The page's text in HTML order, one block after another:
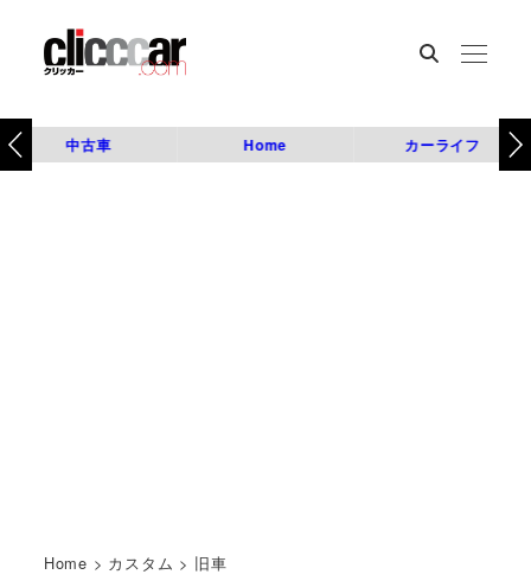
中古車 Home カーライフ
Home > カスタム > 旧車